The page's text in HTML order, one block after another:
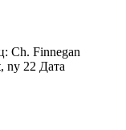
Ch. Finnegan
ny 22 Дата